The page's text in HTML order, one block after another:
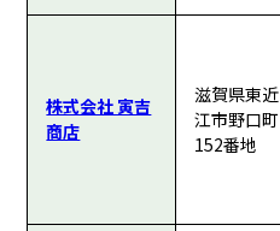
株式会社 寅吉
商店
滋賀県東近
江市野口町
152番地